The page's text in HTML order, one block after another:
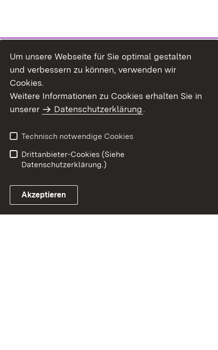
Benutzungshinweise
Erklärung zur
Um unsere Webseite für Sie optimal gestalten
und verbessern zu können, verwenden wir
Cookies.
Weitere Informationen zu Cookies erhalten Sie in
unserer
Datenschutzerklärung.
Technisch notwendige Cookies
Drittanbieter-Cookies (Siehe
Datenschutzerklärung.)
Akzeptieren